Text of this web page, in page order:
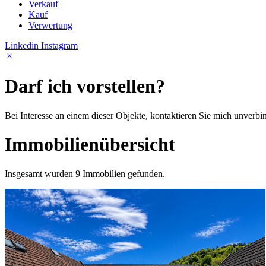
Verkauf
Kauf
Verwer­tung
Linkedin Instagram
Darf ich vorstellen?
Bei Inter­esse an einem dieser Objekte, kontak­tieren Sie mich
Immo­bi­li­en­über­sicht
Insge­samt wurden 9 Immo­bi­lien gefunden.